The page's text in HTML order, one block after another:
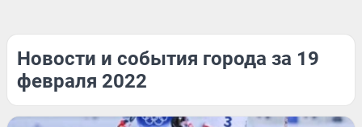
Новости и события города за 19
февраля 2022